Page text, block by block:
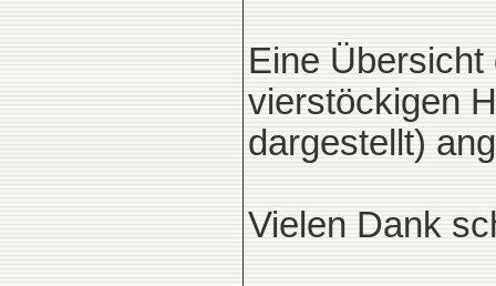
Eine
vierstöckigen
dargestellt)
Vielen Dank